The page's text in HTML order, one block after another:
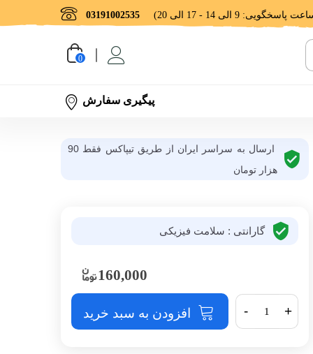
03191002535
0
پیگیری سفارش
ارسال به سراسر ایران از طریق تیپاکس فقط 90
هزار تومان
گارانتی : سلامت فیزیکی
160,000
- + افزودن به سبد خرید